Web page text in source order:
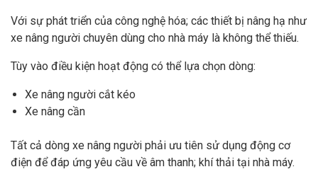
Với sự phát triển của công nghệ hóa; các thiết bị nâng hạ như
xe nâng người chuyên dùng cho nhà máy là không thể thiếu.
Tùy vào điều kiện hoạt động có thể lựa chọn dòng:
Xe nâng người cắt kéo
Xe nâng cần
Tất cả dòng xe nâng người phải ưu tiên sử dụng động cơ
điện để đáp ứng yêu cầu về âm thanh; khí thải tại nhà máy.